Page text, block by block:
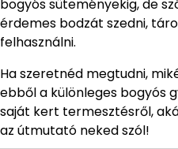
bogyós süteményekig, de
érdemes bodzát szedni,
felhasználni.
Ha szeretnéd megtudni,
ebből a különleges bogyós
saját kert termesztésről,
az útmutató neked szól!